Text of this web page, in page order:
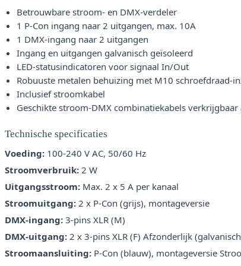
Betrouwbare stroom- en DMX-verdeler
1 P-Con ingang naar 2 uitgangen, max. 10A
1 DMX-ingang naar 2 uitgangen
Ingang en uitgangen galvanisch geïsoleerd
LED-statusindicatoren voor signaal In/Out
Robuuste metalen behuizing met M10 schroefdraad-
Inclusief stroomkabel
Geschikte stroom-DMX combinatiekabels verkrijgbaar
Technische specificaties
Voeding: 100-240 V AC, 50/60 Hz
Stroomverbruik: 2 W
Uitgangsstroom: Max. 2 x 5 A per kanaal
Stroomuitgang: 2 x P-Con (grijs), montageversie
DMX-ingang: 3-pins XLR (M)
DMX-uitgang: 2 x 3-pins XLR (F) Afzonderlijk
Stroomaansluiting: P-Con (blauw), montageversie